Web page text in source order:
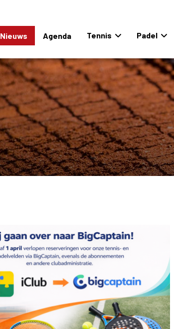
Nieuws Agenda Tennis Padel